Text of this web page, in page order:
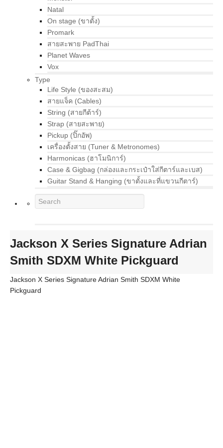
Natal
On stage (ขาตั้ง)
Promark
สายสะพาย PadThai
Planet Waves
Vox
Type
Life Style (ของสะสม)
สายแจ็ค (Cables)
String (สายกีต้าร์)
Strap (สายสะพาย)
Pickup (ปิ๊กอัพ)
เครื่องตั้งสาย (Tuner & Metronomes)
Harmonicas (ฮาโมนิการ์)
Case & Gigbag (กล่องและกระเป๋าใส่กีตาร์และเบส)
Guitar Stand & Hanging (ขาตั้งและที่แขวนกีตาร์)
Jackson X Series Signature Adrian
Smith SDXM White Pickguard
Jackson X Series Signature Adrian Smith SDXM White
Pickguard